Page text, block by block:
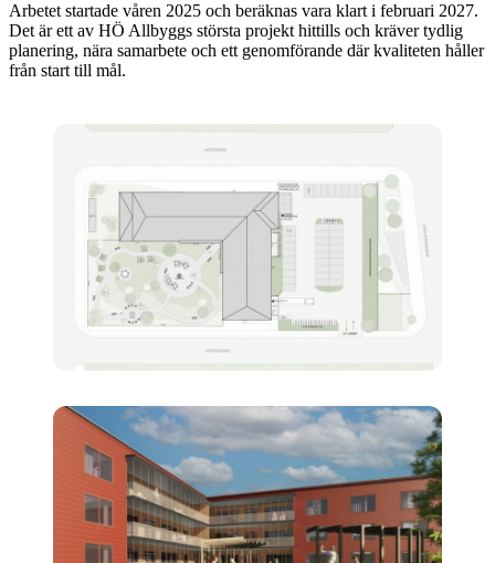
Arbetet startade våren 2025 och beräknas vara klart i februari 2027.
Det är ett av HÖ Allbyggs största projekt hittills och kräver tydlig
planering, nära samarbete och ett genomförande där kvaliteten håller
från start till mål.